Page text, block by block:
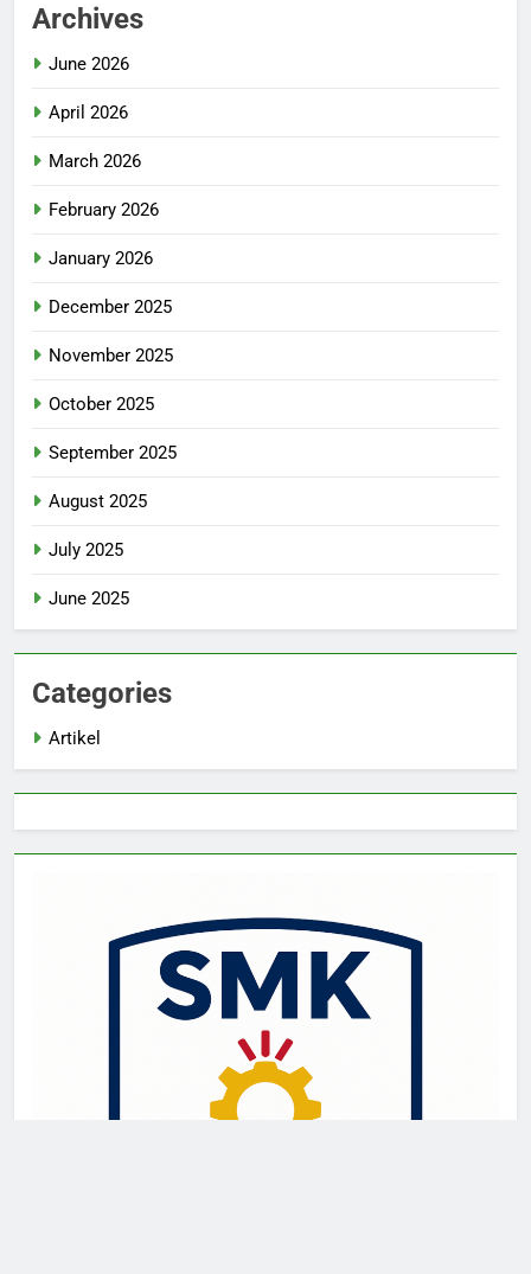
Archives
June 2026
April 2026
March 2026
February 2026
January 2026
December 2025
November 2025
October 2025
September 2025
August 2025
July 2025
June 2025
Categories
Artikel